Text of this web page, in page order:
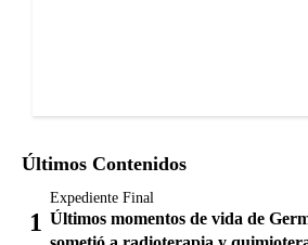
Últimos Contenidos
Expediente Final
Últimos momentos de vida de